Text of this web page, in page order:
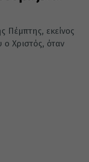
Πέμπτης, εκείνος
Χριστός, όταν